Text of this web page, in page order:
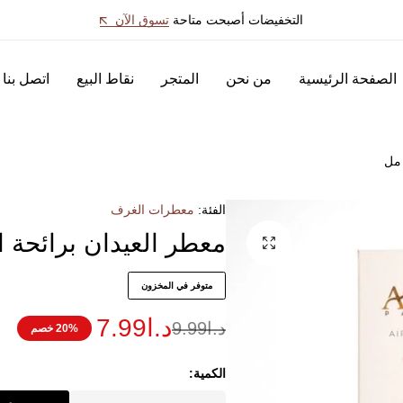
التخفيضات أصبحت متاحة تسوق الآن
الصفحة الرئيسية من نحن المتجر نقاط البيع اتصل بنا
الفئة: معطرات الغرف
معطر العيدان برائحة
متوفر في المخزون
د.ا9.99د.ا 7.99 20% خصم
الكمية: